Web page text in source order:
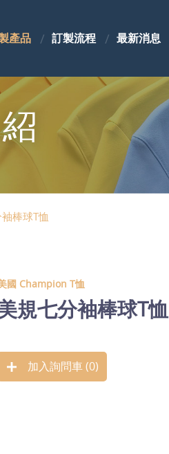
產品 訂製流程 最新消息
棒球T恤
國 Champion T恤
規七分袖棒球T恤
加入詢問車 (0)